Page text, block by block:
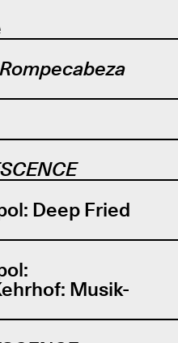
Rompecabeza
Deep Fried
Musik-